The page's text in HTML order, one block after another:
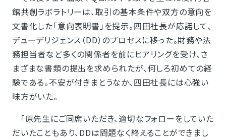
館共創ラボラトリーは、取引の基本条件や双方の意向を
文書化した「意向表明書」を提示。四田社長が応諾して、
デューデリジェンス（DD）のプロセスに移った。財務や法
務担当者など多くの関係者を前にヒアリングを受け、さ
まざまな書類の提出を求められたが、何しろ初めての経
験である。不安が付きまとうなか、四田社長には心強い
味方がいた。
「原先生にご同席いただき、適切なフォローをしていた
だいたこともあり、DDは問題なく終えることができまし